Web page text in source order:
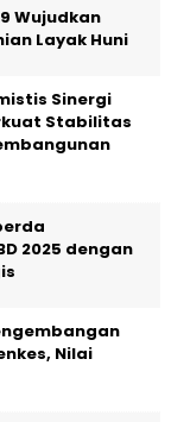
Wujudkan
Layak Huni
Sinergi
Stabilitas
2025 dengan
Nilai